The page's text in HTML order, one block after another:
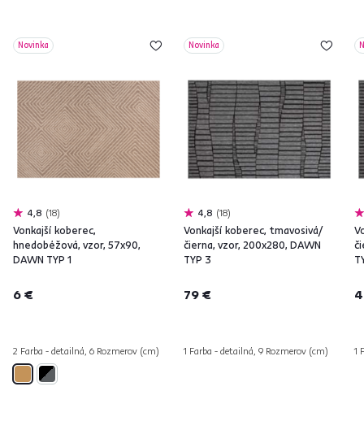
Novinka
4,8 18
Vonkajší koberec,
hnedobéžová, vzor, 57x90,
DAWN TYP 1
6 €
2 Farba - detailná, 6 Rozmerov (cm)
Novinka
4,8 18
Vonkajší koberec, tmavosivá/
čierna, vzor, 200x280, DAWN
TYP 3
79 €
1 Farba - detailná, 9 Rozmerov (cm) 1